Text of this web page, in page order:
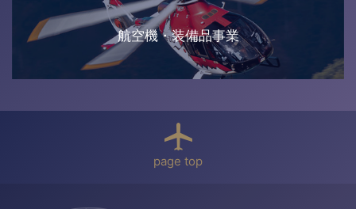
航空機・装備品事業
page top